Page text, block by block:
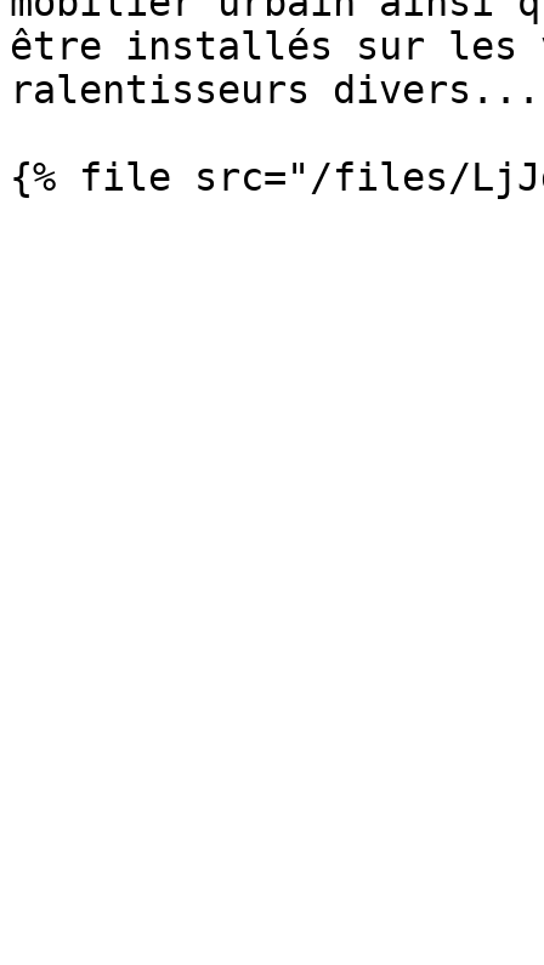
être installés sur
ralentisseurs divers...